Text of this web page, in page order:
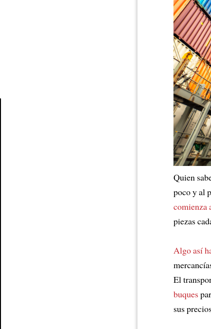
Quien
poco y al
comienza
piezas
Algo así
El
buques
sus